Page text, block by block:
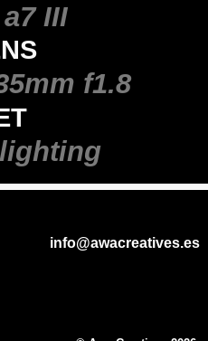
III
f1.8
info@awacreatives.es